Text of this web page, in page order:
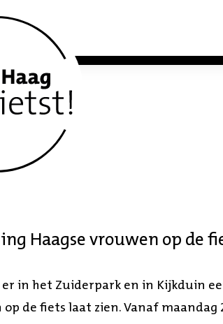
Haagse vrouwen op de
in het Zuiderpark en in Kijkduin
op de fiets laat zien. Vanaf maandag